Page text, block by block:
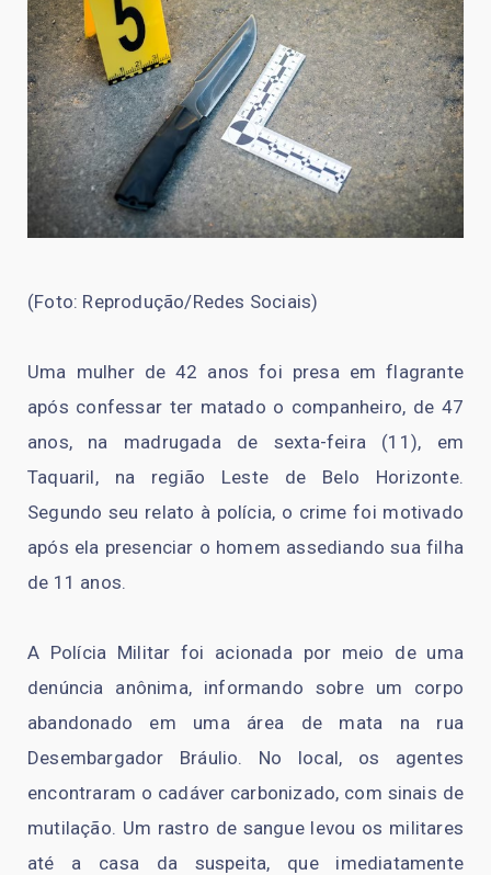
(Foto: Reprodução/Redes Sociais)
Uma mulher de 42 anos foi presa em flagrante
após confessar ter matado o companheiro, de 47
anos, na madrugada de sexta-feira (11), em
Taquaril, na região Leste de Belo Horizonte.
Segundo seu relato à polícia, o crime foi motivado
após ela presenciar o homem assediando sua filha
de 11 anos.
A Polícia Militar foi acionada por meio de uma
denúncia anônima, informando sobre um corpo
abandonado em uma área de mata na rua
Desembargador Bráulio. No local, os agentes
encontraram o cadáver carbonizado, com sinais de
mutilação. Um rastro de sangue levou os militares
até a casa da suspeita, que imediatamente